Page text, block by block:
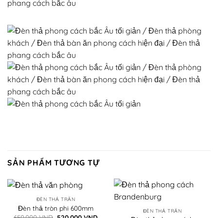
SẢN PHẨM TƯƠNG TỰ
ĐÈN THẢ TRẦN
Đèn thả tròn phi 600mm
ĐÈN THẢ TRẦN